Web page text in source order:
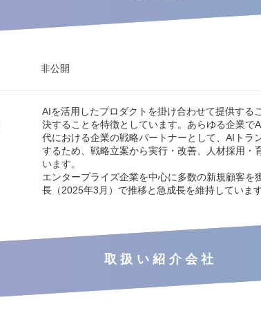
非公開
AIを活用したプロダクトを掛け合わせて提供する
決することを特徴としています。あらゆる企業で
代における企業の戦略パートナーとして、AIトラ
するため、戦略立案から実行・改善、人材採用・
います。
エンタープライズ企業を中心に多数の新規顧客を
長（2025年3月）で推移と急成長を維持しています
取扱い紹介会社